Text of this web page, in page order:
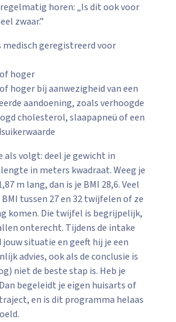
regelmatig horen: „Is dit ook voor
zwaar.”
geregistreerd voor
of hoger
of hoger bij aanwezigheid van een
aandoening, zoals verhoogde
cholesterol, slaapapneü of een
als volgt: deel je gewicht in
in meters kwadraat. Weeg je
m lang, dan is je BMI 28,6. Veel
tussen 27 en 32 twijfelen of ze
komen. Die twijfel is begrijpelijk,
onterecht. Tijdens de intake
situatie en geeft hij je een
advies, ook als de conclusie is
niet de beste stap is. Heb je
begeleidt je eigen huisarts of
en is dit programma helaas